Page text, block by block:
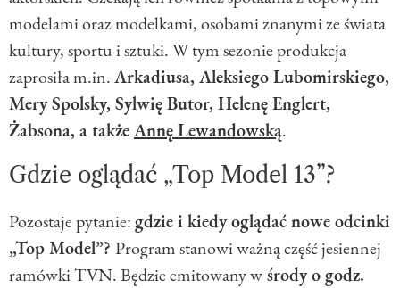
modelami oraz modelkami, osobami znanymi ze świata
kultury, sportu i sztuki. W tym sezonie produkcja
zaprosiła m.in.Arkadiusa, Aleksiego Lubomirskiego,
Mery Spolsky, Sylwię Butor, Helenę Englert,
Żabsona, a takżeAnnę Lewandowską.
Gdzie oglądać „Top Model 13”?
Pozostaje pytanie:gdzie i kiedy oglądać nowe odcinki
„Top Model”? Program stanowi ważną część jesiennej
ramówki TVN. Będzie emitowany wśrody o godz.